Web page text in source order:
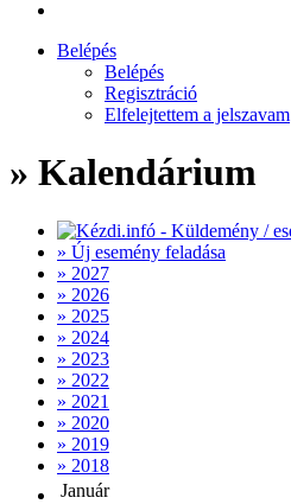
Belépés
Belépés
Regisztráció
Elfelejtettem a jelszavam
» Kalendárium
» Új esemény feladása
» 2027
» 2026
» 2025
» 2024
» 2023
» 2022
» 2021
» 2020
» 2019
» 2018
Január